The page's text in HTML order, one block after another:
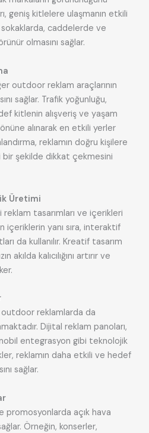
geniş kitlelere ulaşmanın etkili
sokaklarda, caddelerde ve
olmasını sağlar.
outdoor reklam araçlarının
sağlar. Trafik yoğunluğu,
kitlenin alışveriş ve yaşam
alınarak en etkili yerler
reklamın doğru kişilere
bir şekilde dikkat çekmesini
Üretimi
tasarımları ve içerikleri
içeriklerin yanı sıra, interaktif
da kullanılır. Kreatif tasarım
kalıcılığını artırır ve
reklamlarda da
Dijital reklam panoları,
entegrasyon gibi teknolojik
reklamın daha etkili ve hedef
sağlar.
promosyonlarda açık hava
Örneğin, konserler,